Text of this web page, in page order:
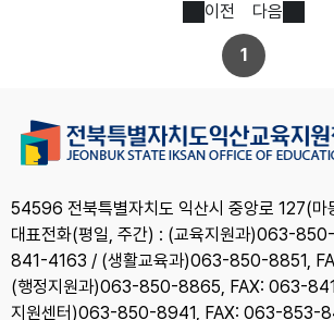
이전
1
다음
54596 전북특별자치도 익산시 중앙로 127(마
대표전화(평일, 주간) : (교육지원과)063-
841-4163 / (생활교육과)063-850-8851,
(행정지원과)063-850-8865, FAX: 063-
지원센터)063-850-8941, FAX: 063-853-